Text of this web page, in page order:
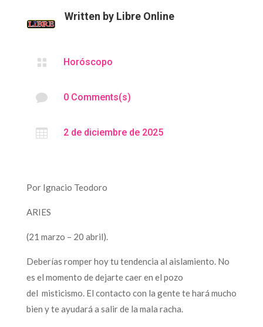
Written by Libre Online
 Horóscopo
 0 Comments(s)
 2 de diciembre de 2025
Por Ignacio Teodoro
ARIES
(21 marzo – 20 abril).
Deberías romper hoy tu tendencia al aislamiento. No
es el momento de dejarte caer en el pozo
del misticismo. El contacto con la gente te hará mucho
bien y te ayudará a salir de la mala racha.